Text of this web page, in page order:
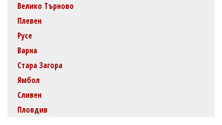
Велико Търново
Плевен
Русе
Варна
Стара Загора
Ямбол
Сливен
Пловдив